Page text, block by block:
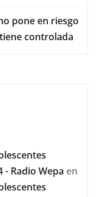
pone en riesgo
controlada
Radio Wepa en